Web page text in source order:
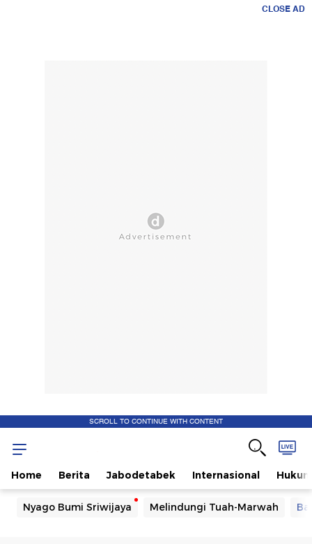
CLOSE AD
SCROLL TO CONTINUE WITH CONTENT
Home Berita Jabodetabek Internasional Hukum
Nyago Bumi Sriwijaya Melindungi Tuah-Marwah